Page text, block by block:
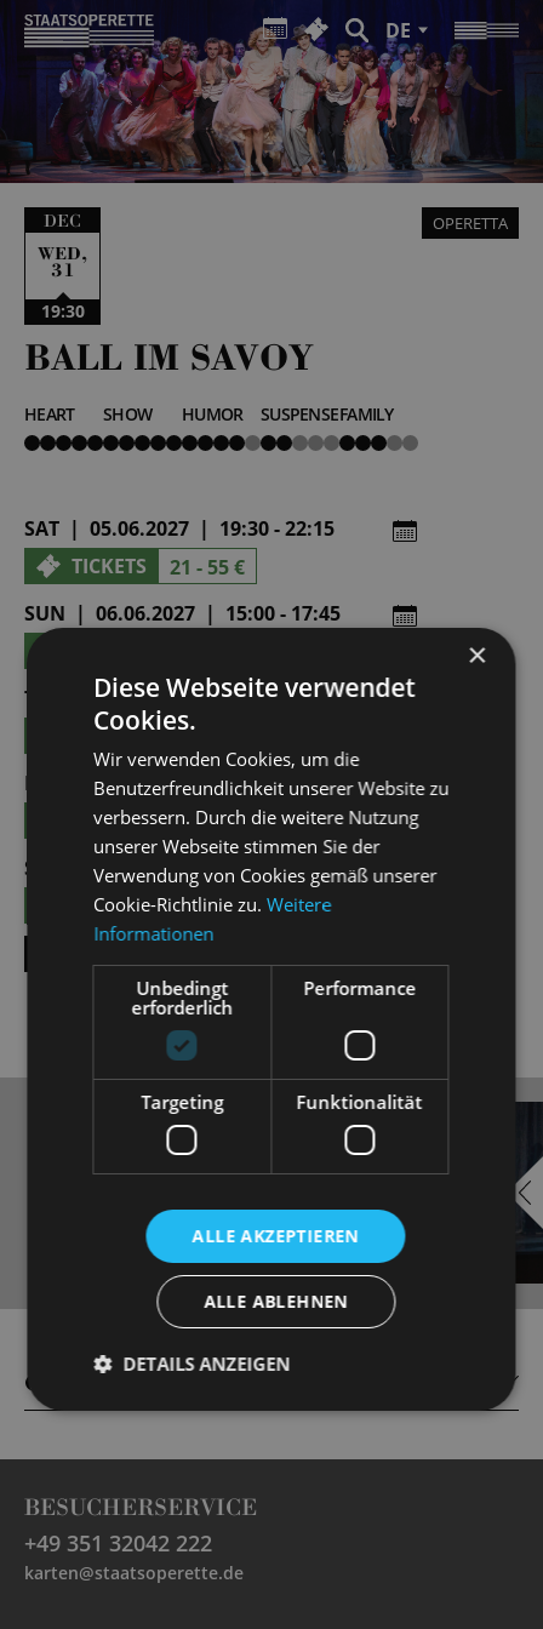
DE
DEC
WED,
31
19:30
OPERETTA
BALL IM SAVOY
HEART
5
von
SHOW
5
von
HUMOR
4
von
SUSPENSE
2
von
FAMILY
3
von
SAT | 05.06.2027 | 19:30 - 22:15
TICKETS
21 - 55 €
SUN | 06.06.2027 | 15:00 - 17:45
THU | 24.06.2027 | 19:30 - 22:15
TICKETS
21 - 55 €
FRI | 25.06.2027 | 19:30 - 22:15
TICKETS
21 - 55 €
SAT | 10.07.2027 | 19:30 - 22:15
TICKETS
19 - 49 €
EMBED
YOUTUBE
Always show content from
YouTube
CAST
BESUCHERSERVICE
+49 351 32042 222
karten@staatsoperette.de
×
Diese Webseite verwendet
Cookies.
Wir verwenden Cookies, um die
Benutzerfreundlichkeit unserer Website zu
verbessern. Durch die weitere Nutzung
unserer Webseite stimmen Sie der
Verwendung von Cookies gemäß unserer
Cookie-Richtlinie zu.Weitere
Informationen
Unbedingt
erforderlich
Performance
Targeting Funktionalität
ALLE AKZEPTIEREN
ALLE ABLEHNEN
DETAILS ANZEIGEN